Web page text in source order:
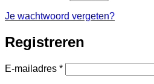
Je wachtwoord vergeten?
Registreren
E-mailadres *Vereist